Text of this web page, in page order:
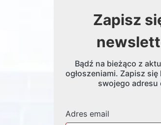
Zapisz
Bądź na bieżąco z
ogłoszeniami. Zapisz
swojego adresu
Adres email